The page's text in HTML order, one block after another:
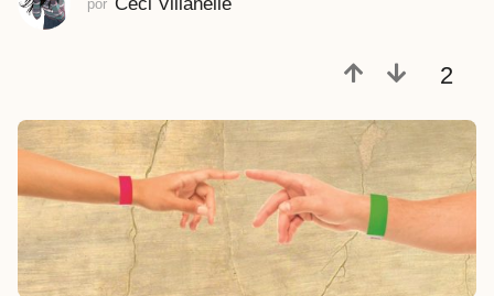
ñ
t
á
s
por
2